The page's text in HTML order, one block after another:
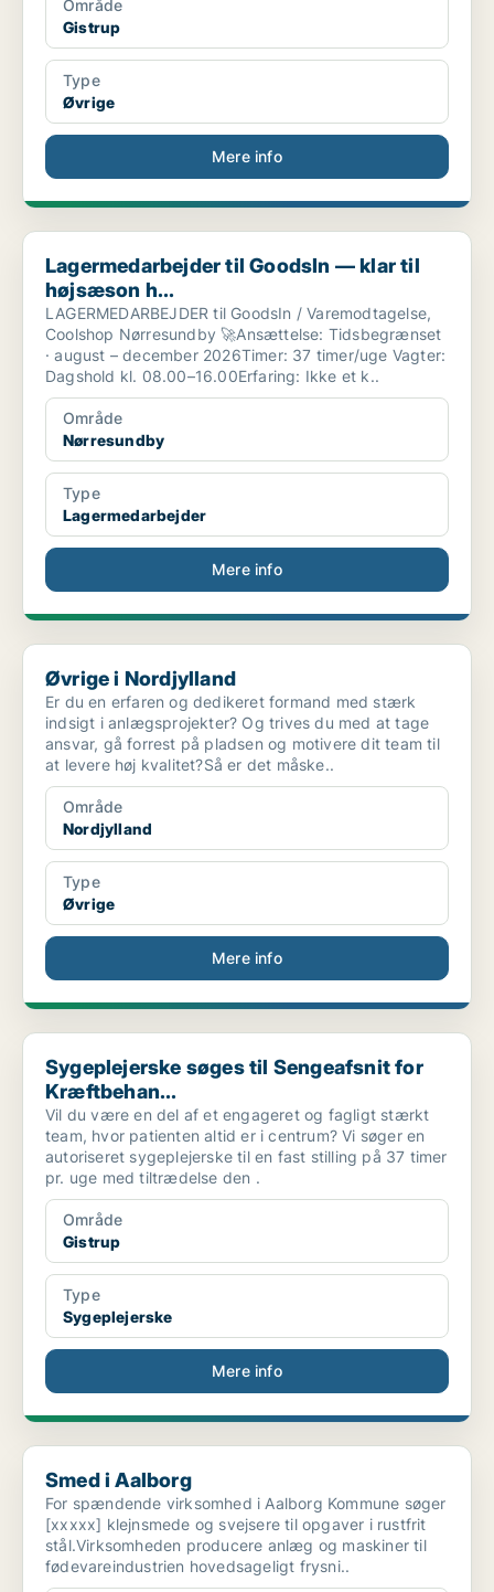
Område
Gistrup
Type
Øvrige
Mere info
Lagermedarbejder til GoodsIn — klar til højsæson h...
Lagermedarbejder til GoodsIn — klar til
højsæson h...
LAGERMEDARBEJDER til GoodsIn / Varemodtagelse,
Coolshop Nørresundby 🚀Ansættelse: Tidsbegrænset
· august – december 2026Timer: 37 timer/uge Vagter:
Dagshold kl. 08.00–16.00Erfaring: Ikke et k..
Område
Nørresundby
Type
Lagermedarbejder
Mere info
Øvrige i Nordjylland
Øvrige i Nordjylland
Er du en erfaren og dedikeret formand med stærk
indsigt i anlægsprojekter? Og trives du med at tage
ansvar, gå forrest på pladsen og motivere dit team til
at levere høj kvalitet?Så er det måske..
Område
Nordjylland
Type
Øvrige
Mere info
Sygeplejerske søges til Sengeafsnit for Kræftbehan...
Sygeplejerske søges til Sengeafsnit for
Kræftbehan...
Vil du være en del af et engageret og fagligt stærkt
team, hvor patienten altid er i centrum? Vi søger en
autoriseret sygeplejerske til en fast stilling på 37 timer
pr. uge med tiltrædelse den .
Område
Gistrup
Type
Sygeplejerske
Mere info
Smed i Aalborg
Smed i Aalborg
For spændende virksomhed i Aalborg Kommune søger
[xxxxx] klejnsmede og svejsere til opgaver i rustfrit
stål.Virksomheden producere anlæg og maskiner til
fødevareindustrien hovedsageligt frysni..